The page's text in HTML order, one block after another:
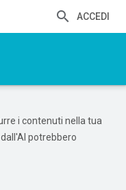
ACCEDI
i contenuti nella tua
potrebbero